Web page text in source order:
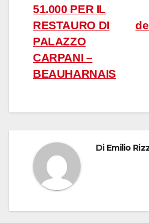
51.000 PER IL
RESTAURO DI
PALAZZO
CARPANI –
BEAUHARNAIS
Di Emilio